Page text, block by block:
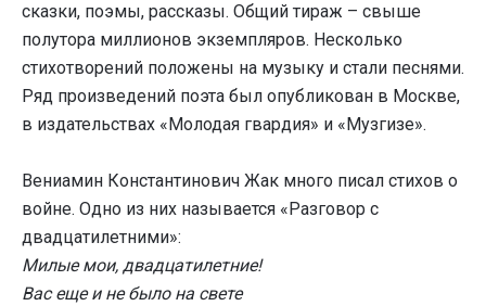
сказки, поэмы, рассказы. Общий тираж – свыше
полутора миллионов экземпляров. Несколько
стихотворений положены на музыку и стали песнями.
Ряд произведений поэта был опубликован в Москве,
в издательствах «Молодая гвардия» и «Музгизе».
Вениамин Константинович Жак много писал стихов о
войне. Одно из них называется «Разговор с
двадцатилетними»:
Милые мои, двадцатилетние!
Вас еще и не было на свете